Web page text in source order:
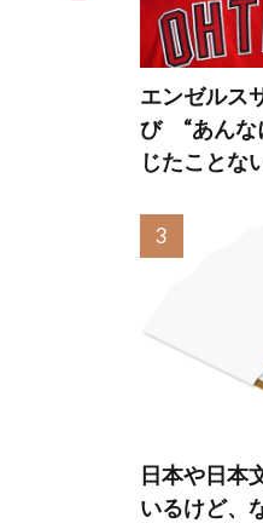
エンゼルス
び “あんな
じたことな
日本や日本
いるけど、